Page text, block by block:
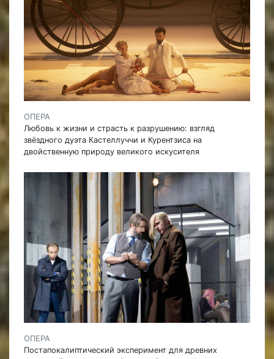
ОПЕРА
Любовь к жизни и страсть к разрушению: взгляд
звёздного дуэта Кастеллуччи и Курентзиса на
двойственную природу великого искусителя
ОПЕРА
Постапокалиптический эксперимент для древних